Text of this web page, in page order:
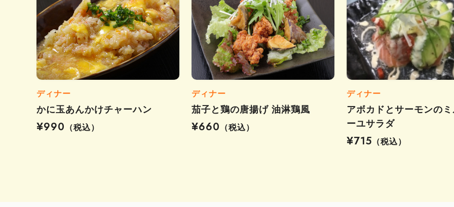
ディナー
かに玉あんかけチャーハン
¥990
（税込）
ディナー
茄子と鶏の唐揚げ 油淋鶏風
¥660
（税込）
ディナー
アボカドとサーモンの
ーユサラダ
¥715 （税込）